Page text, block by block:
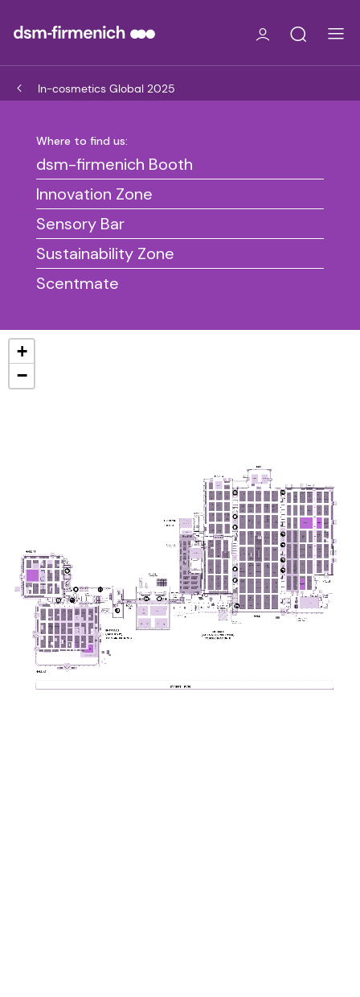
In-cosmetics Global 2025